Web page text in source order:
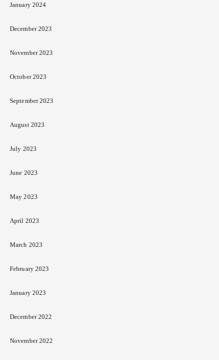
January 2024
December 2023
November 2023
October 2023
September 2023
August 2023
July 2023
June 2023
May 2023
April 2023
March 2023
February 2023
January 2023
December 2022
November 2022